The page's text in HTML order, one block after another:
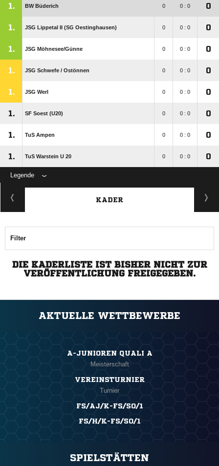
1. BW Büderich 0 0 : 0 0
1. JSG Lippetal II (SG Oestinghausen) 0 0 : 0 0
1. JSG Möhnesee/​Günne 0 0 : 0 0
1. JSG Schwefe /​ Ostönnen 0 0 : 0 0
1. JSG Werl 0 0 : 0 0
1. SF Soest (U20) 0 0 : 0 0
1. TuS Ampen 0 0 : 0 0
1. TuS Warstein U 20 0 0 : 0 0
Legende
KADER
Filter
DIE KADERLISTE IST BISHER NICHT ZUR
VERÖFFENTLICHUNG FREIGEGEBEN.
AKTUELLE WETTBEWERBE
A-JUNIOREN QUALI A
Meisterschaft
VEREINSTURNIER
Turnier
FS/AJ/K-FS/SO/1
FS/H/K-FS/SO/1
SPIELSTÄTTEN